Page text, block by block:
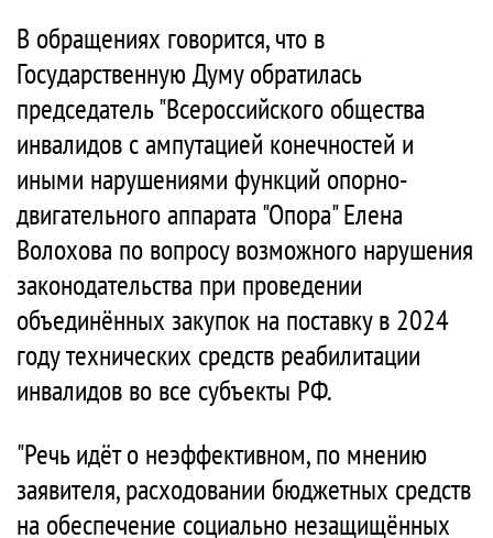
В обращениях говорится, что в
Государственную Думу обратилась
председатель "Всероссийского общества
инвалидов с ампутацией конечностей и
иными нарушениями функций опорно-
двигательного аппарата "Опора" Елена
Волохова по вопросу возможного нарушения
законодательства при проведении
объединённых закупок на поставку в 2024
году технических средств реабилитации
инвалидов во все субъекты РФ.
"Речь идёт о неэффективном, по мнению
заявителя, расходовании бюджетных средств
на обеспечение социально незащищённых